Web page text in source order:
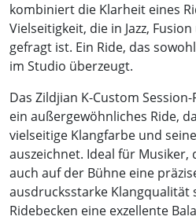
kombiniert die Klarheit eines
Vielseitigkeit, die in Jazz,
gefragt ist. Ein Ride, das
im Studio überzeugt.
Das Zildjian K-Custom
ein außergewöhnliches Ride,
vielseitige Klangfarbe und
auszeichnet. Ideal für Musiker,
auch auf der Bühne eine
ausdrucksstarke Klangqualität
Ridebecken eine exzellente